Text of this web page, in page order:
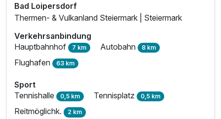
Bad Loipersdorf
Thermen- & Vulkanland Steiermark | Steiermark
Verkehrsanbindung
Hauptbahnhof 7 km Autobahn 8 km
Flughafen 63 km
Sport
Tennishalle 0,5 km Tennisplatz 0,5 km
Reitmöglichk. 2 km